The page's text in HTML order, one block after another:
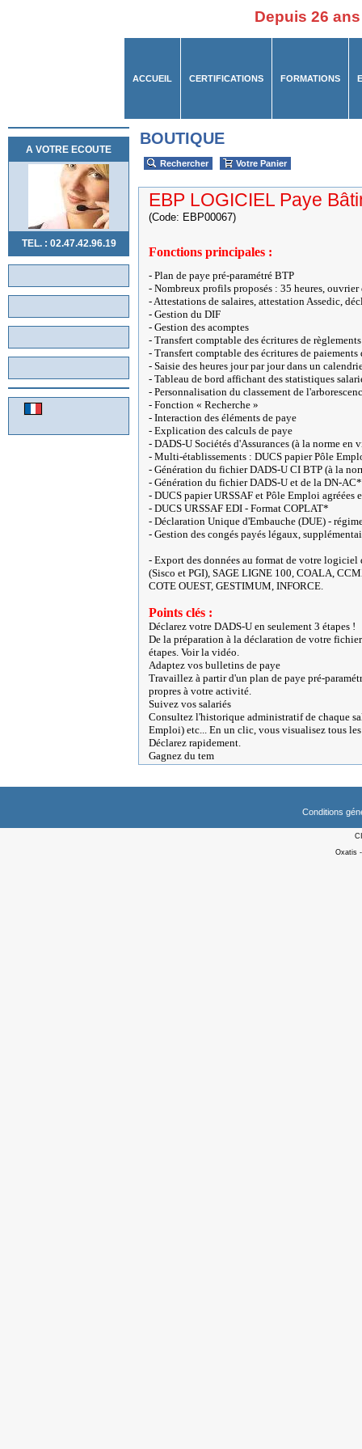
Depuis 26 ans
ACCUEIL CERTIFICATIONS FORMATIONS
A VOTRE ECOUTE
TEL. : 02.47.42.96.19
BOUTIQUE
Rechercher Votre Panier
EBP LOGICIEL Paye
(Code: EBP00067)
Fonctions principales :
- Plan de paye pré-paramétré BTP
- Nombreux profils proposés : 35 heures,
- Attestations de salaires, attestation Assedic,
- Gestion du DIF
- Gestion des acomptes
- Transfert comptable des écritures de
- Transfert comptable des écritures de paiements
- Saisie des heures jour par jour dans un
- Tableau de bord affichant des statistiques
- Personnalisation du classement de
- Fonction « Recherche »
- Interaction des éléments de paye
- Explication des calculs de paye
- DADS-U Sociétés d'Assurances (à la norme en
- Multi-établissements : DUCS papier Pôle
- Génération du fichier DADS-U CI BTP (à la
- Génération du fichier DADS-U et de la DN-
- DUCS papier URSSAF et Pôle Emploi agréées
- DUCS URSSAF EDI - Format COPLAT*
- Déclaration Unique d'Embauche (DUE) -
- Gestion des congés payés légaux,
- Export des données au format de votre
(Sisco et PGI), SAGE LIGNE 100, COALA,
COTE OUEST, GESTIMUM, INFORCE.
Points clés :
Déclarez votre DADS-U en seulement 3 étapes !
De la préparation à la déclaration de votre
étapes. Voir la vidéo.
Adaptez vos bulletins de paye
Travaillez à partir d'un plan de paye pré-
propres à votre activité.
Suivez vos salariés
Consultez l'historique administratif de chaque
Emploi) etc... En un clic, vous visualisez tous
Déclarez rapidement.
Gagnez du tem
Conditions
Oxatis